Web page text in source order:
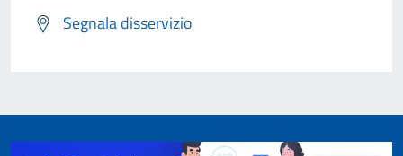
Segnala disservizio